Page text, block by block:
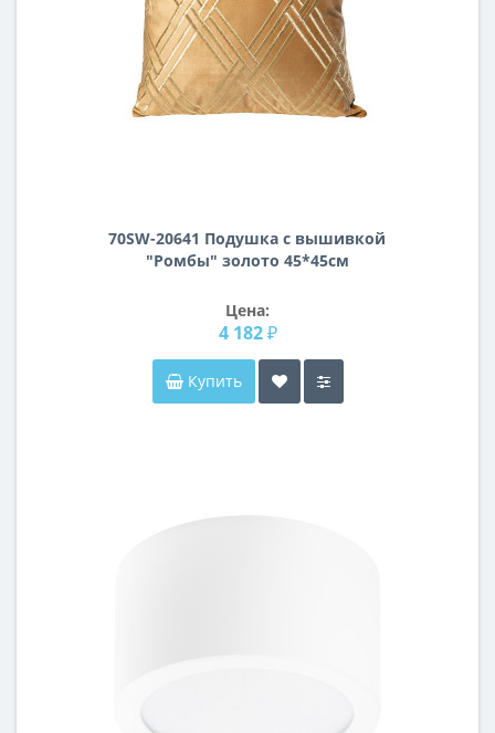
70SW-20641 Подушка с вышивкой
"Ромбы" золото 45*45см
Цена:
4 182 ₽
Купить